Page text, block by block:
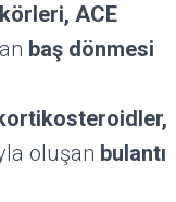
ACE
baş dönmesi
oluşan bulantı